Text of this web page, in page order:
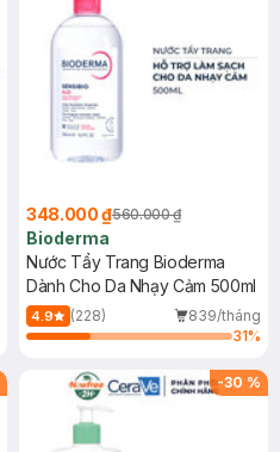
348.000 ₫560.000 ₫
Bioderma
Nước Tẩy Trang Bioderma
Dành Cho Da Nhạy Cảm 500ml
4.9 (228)
839/tháng
31%
-30 %